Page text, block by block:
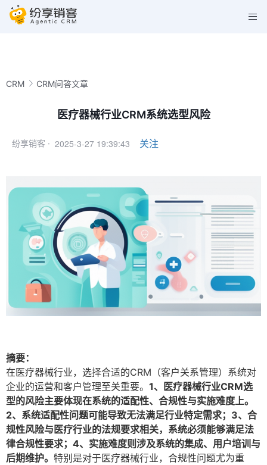
CRM CRM问答文章
医疗器械行业CRM系统选型风险
纷享销客 · 2025-3-27 19:39:43 关注
摘要：
在医疗器械行业，选择合适的CRM（客户关系管理）系统对
企业的运营和客户管理至关重要。 1、医疗器械行业CRM选
型的风险主要体现在系统的适配性、合规性与实施难度上。
2、系统适配性问题可能导致无法满足行业特定需求；3、合
规性风险与医疗行业的法规要求相关，系统必须能够满足法
律合规性要求；4、实施难度则涉及系统的集成、用户培训与
后期维护。 特别是对于医疗器械行业，合规性问题尤为重